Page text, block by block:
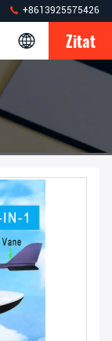
+8613925575426
Zitat